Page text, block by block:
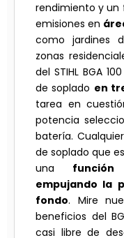
rendimiento y un
emisiones en
como jardines
zonas
del STIHL BGA
de soplado en
tarea en
potencia
batería.
de soplado que
una
empujando la
fondo. Mire
beneficios del
casi libre de